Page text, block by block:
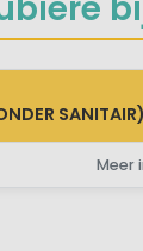
SANITAIR)
SANITAIR)
Meer